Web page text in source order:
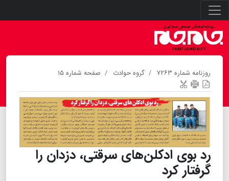
روزنامه شماره ۷۲۶۳ گروه حوادث صفحه شماره ۱۵
رد بوی ادکلن‌های سرقتی، دزدان را
گرفتار کرد